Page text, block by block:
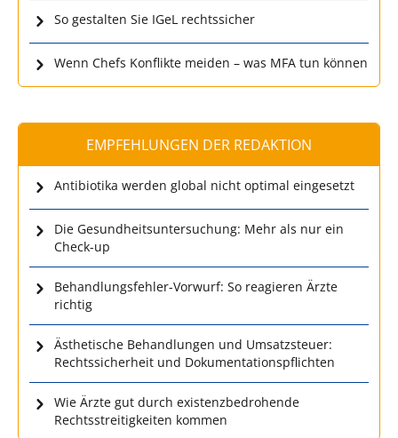
So gestalten Sie IGeL rechtssicher
Wenn Chefs Konflikte meiden – was MFA tun können
EMPFEHLUNGEN DER REDAKTION
Antibiotika werden global nicht optimal eingesetzt
Die Gesundheitsuntersuchung: Mehr als nur ein
Check-up
Behandlungsfehler-Vorwurf: So reagieren Ärzte
richtig
Ästhetische Behandlungen und Umsatzsteuer:
Rechtssicherheit und Dokumentationspflichten
Wie Ärzte gut durch existenzbedrohende
Rechtsstreitigkeiten kommen